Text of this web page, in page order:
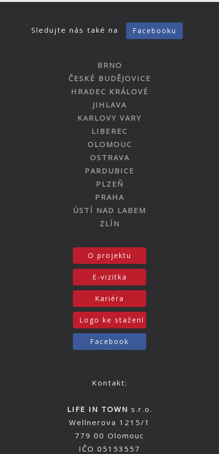
Sledujte nás také na Facebooku
BRNO
ČESKÉ BUDĚJOVICE
HRADEC KRÁLOVÉ
JIHLAVA
KARLOVY VARY
LIBEREC
OLOMOUC
OSTRAVA
PARDUBICE
PLZEŇ
PRAHA
ÚSTÍ NAD LABEM
ZLÍN
O projektu
E-vizitka
Kariéra
Logo ke stažení
Facebook
Kontakt:
LIFE IN TOWN s.r.o.
Wellnerova 1215/1
779 00 Olomouc
IČO 05153557